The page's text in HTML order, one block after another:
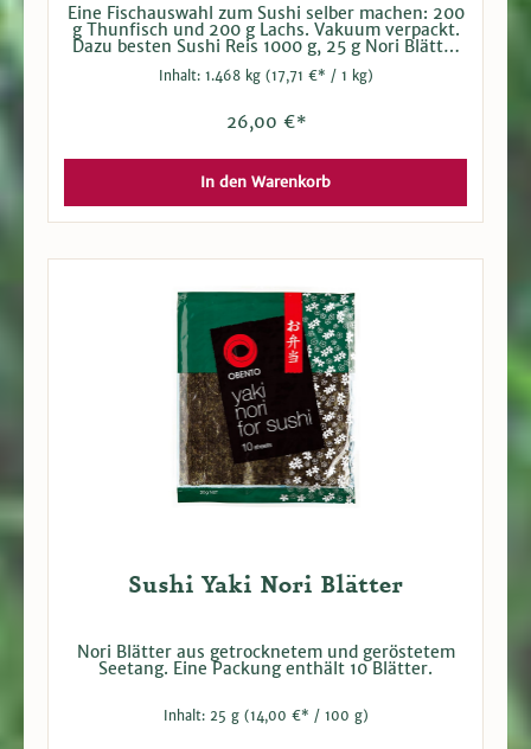
Eine Fischauswahl zum Sushi selber machen: 200
g Thunfisch und 200 g Lachs. Vakuum verpackt.
Dazu besten Sushi Reis 1000 g, 25 g Nori Blätter
zum rollen und Wasabipaste 43 g für die richtige
Würze.
Inhalt: 1.468 kg (17,71 €* / 1 kg)
26,00 €*
In den Warenkorb
Sushi Yaki Nori Blätter
Nori Blätter aus getrocknetem und geröstetem
Seetang. Eine Packung enthält 10 Blätter.
Inhalt: 25 g (14,00 €* / 100 g)